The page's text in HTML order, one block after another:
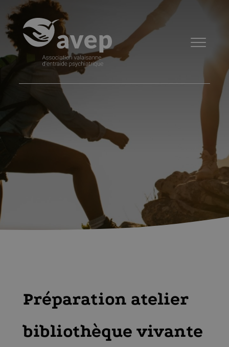
Préparation atelier
bibliothèque vivante